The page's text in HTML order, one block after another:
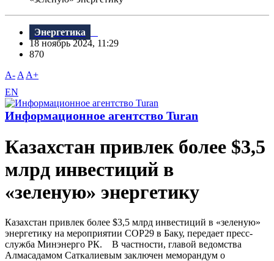
Энергетика
18 ноябрь 2024, 11:29
870
A- A A+
EN
Информационное агентство Turan
Казахстан привлек более $3,5
млрд инвестиций в
«зеленую» энергетику
Казахстан привлек более $3,5 млрд инвестиций в «зеленую»
энергетику на мероприятии СОР29 в Баку, передает пресс-
служба Минэнерго РК. В частности, главой ведомства
Алмасадамом Саткалиевым заключен меморандум о